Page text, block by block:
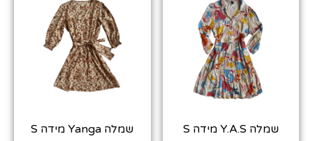
שמלה Y.A.S מידה S שמלה Yanga מידה S